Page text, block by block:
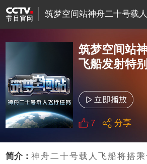
筑梦空间站神舟二十号载
筑梦空间站
飞船发射特
7 分享
简介：神舟二十号载人飞船将搭